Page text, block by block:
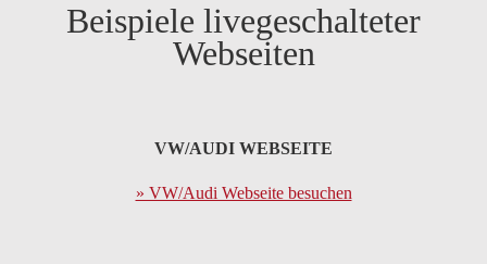
Beispiele livegeschalteter
Webseiten
VW/AUDI WEBSEITE
» VW/Audi Webseite besuchen